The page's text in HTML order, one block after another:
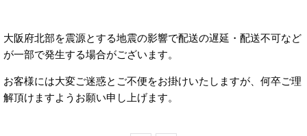
大阪府北部を震源とする地震の影響で配送の遅延・配送不可など
が一部で発生する場合がございます。
お客様には大変ご迷惑とご不便をお掛けいたしますが、何卒ご理
解頂けますようお願い申し上げます。